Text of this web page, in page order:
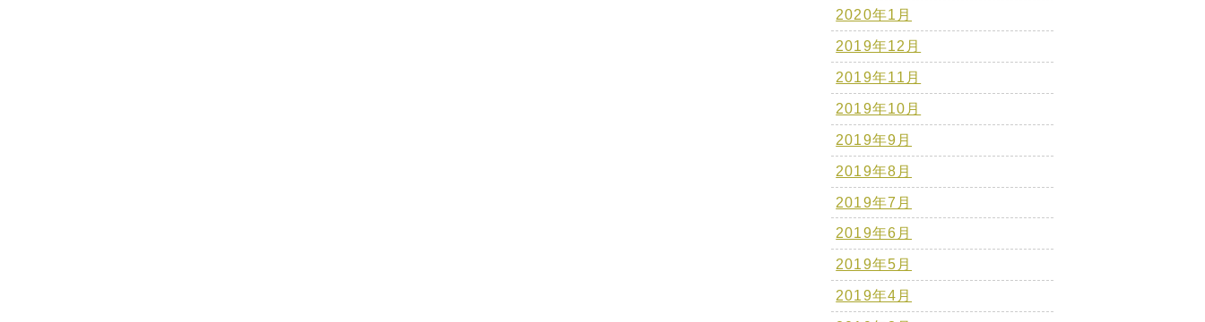
2020年1月
2019年12月
2019年11月
2019年10月
2019年9月
2019年8月
2019年7月
2019年6月
2019年5月
2019年4月